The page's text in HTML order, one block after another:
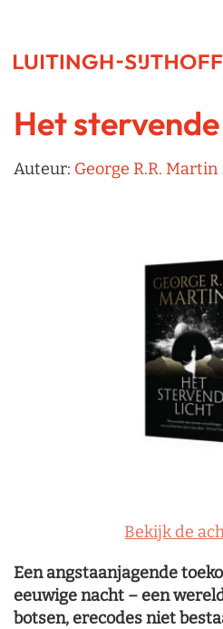
Het
Auteur: George R.R. Martin
Bekijk de
Een angstaanjagende
eeuwige nacht – een
botsen, erecodes niet